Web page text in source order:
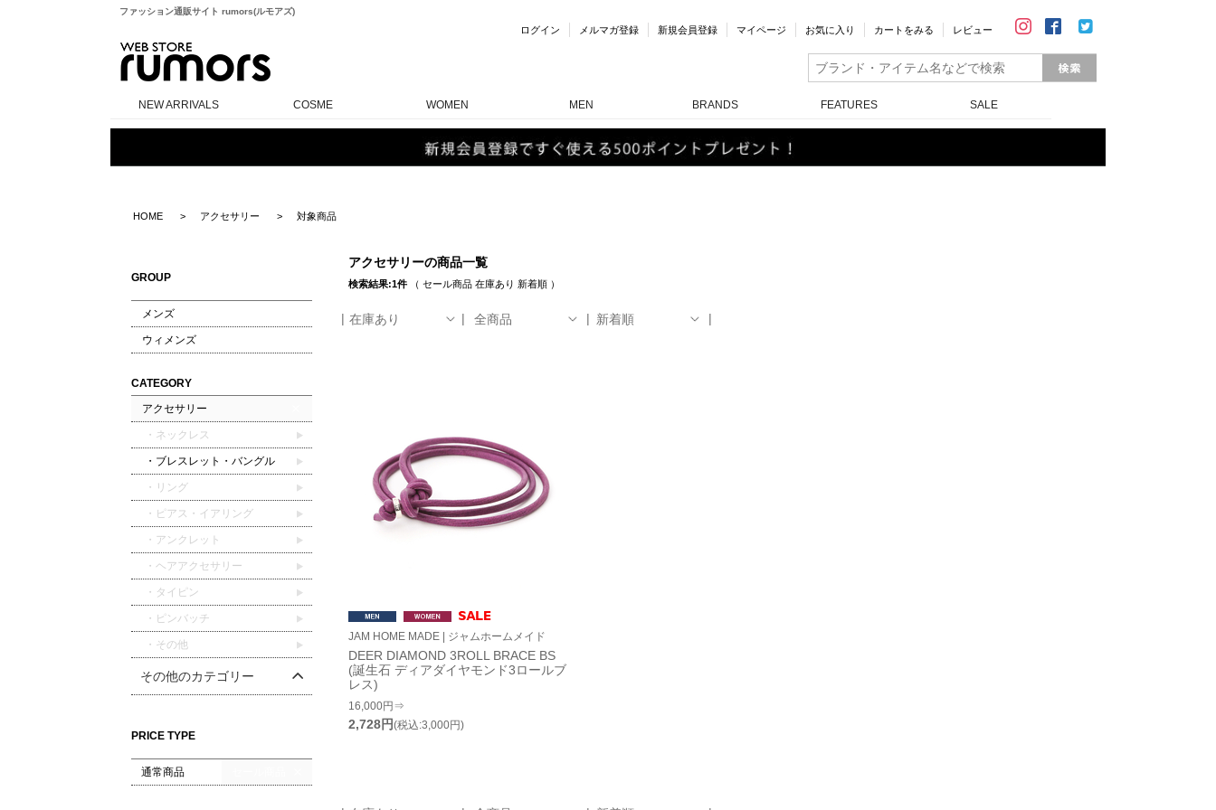
ファッション通販サイト rumors(ルモアズ)
ログイン メルマガ登録 新規会員登録 マイページ お気に入り カートをみる レビュー
NEW ARRIVALS COSME WOMEN MEN BRANDS FEATURES SALE
HOME アクセサリー 対象商品
GROUP
メンズ
ウィメンズ
CATEGORY
アクセサリー
・ネックレス
・ブレスレット・バングル
・リング
・ピアス・イアリング
・アンクレット
・ヘアアクセサリー
・タイピン
・ピンバッチ
・その他
その他のカテゴリー
PRICE TYPE
通常商品
アクセサリーの商品一覧
検索結果:1件（ セール商品 在庫あり 新着順）
在庫あり 全商品 新着順
JAM HOME MADE | ジャムホームメイド
DEER DIAMOND 3ROLL BRACE BS
(誕生石 ディアダイヤモンド3ロールブ
レス)
16,000円⇒
2,728円(税込:3,000円)